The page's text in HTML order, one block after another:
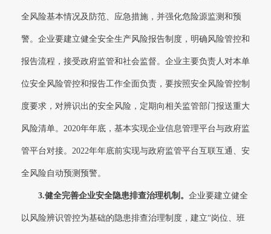
全风险基本情况及防范、应急措施，并强化危险源监测和预
警。企业要建立健全安全生产风险报告制度，明确风险管控和
报告流程，接受政府监管和社会监督。企业主要负责人对本单
位安全风险管控和报告工作全面负责，要按照安全风险管控制
度要求，对辨识出的安全风险，定期向相关监管部门报送重大
风险清单。2020年年底，基本实现企业信息管理平台与政府监
管平台对接。2022年年底前实现与政府监管平台互联互通、安
全风险自动预测预警。
3.健全完善企业安全隐患排查治理机制。 企业要建立健全
以风险辨识管控为基础的隐患排查治理制度，建立“岗位、班